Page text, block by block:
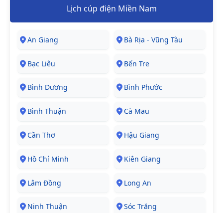
Lịch cúp điện Miền Nam
An Giang Bà Rịa - Vũng Tàu
Bạc Liêu Bến Tre
Bình Dương Bình Phước
Bình Thuận Cà Mau
Cần Thơ Hậu Giang
Hồ Chí Minh Kiên Giang
Lâm Đồng Long An
Ninh Thuận Sóc Trăng